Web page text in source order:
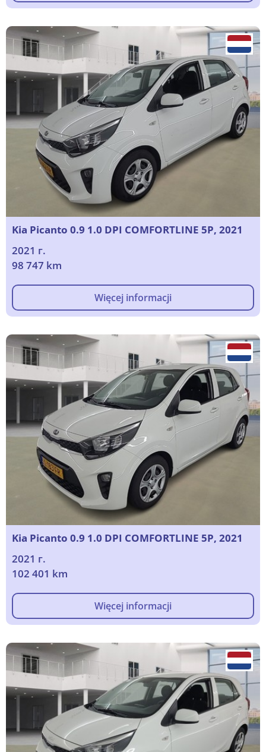
Kia Picanto 0.9 1.0 DPI COMFORTLINE 5P, 2021
2021 г.
98 747 km
Więcej informacji
Kia Picanto 0.9 1.0 DPI COMFORTLINE 5P, 2021
2021 г.
102 401 km
Więcej informacji